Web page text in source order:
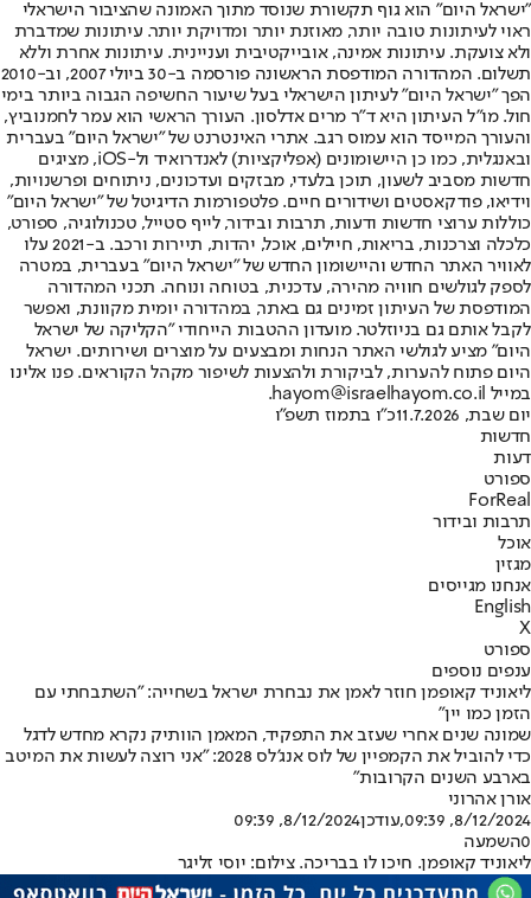
"ישראל היום" הוא גוף תקשורת שנוסד מתוך האמונה שהציבור הישראלי
ראוי לעיתונות טובה יותר, מאוזנת יותר ומדויקת יותר. עיתונות שמדברת
ולא צועקת. עיתונות אמינה, אובייקטיבית ועניינית. עיתונות אחרת וללא
תשלום. המהדורה המודפסת הראשונה פורסמה ב-30 ביולי 2007, וב-2010
הפך "ישראל היום" לעיתון הישראלי בעל שיעור החשיפה הגבוה ביותר בימי
חול. מו"ל העיתון היא ד"ר מרים אדלסון. העורך הראשי הוא עמר לחמנוביץ,
והעורך המייסד הוא עמוס רגב. אתרי האינטרנט של "ישראל היום" בעברית
ובאנגלית, כמו כן היישומונים (אפליקציות) לאנדרואיד ול-iOS, מציגים
חדשות מסביב לשעון, תוכן בלעדי, מבזקים ועדכונים, ניתוחים ופרשנויות,
וידיאו, פודקאסטים ושידורים חיים. פלטפורמות הדיגיטל של "ישראל היום"
כוללות ערוצי חדשות ודעות, תרבות ובידור, לייף סטייל, טכנולוגיה, ספורט,
כלכלה וצרכנות, בריאות, חיילים, אוכל, יהדות, תיירות ורכב. ב-2021 עלו
לאוויר האתר החדש והיישומון החדש של "ישראל היום" בעברית, במטרה
לספק לגולשים חוויה מהירה, עדכנית, בטוחה ונוחה. תכני המהדורה
המודפסת של העיתון זמינים גם באתר, במהדורה יומית מקוונת, ואפשר
לקבל אותם גם בניוזלטר. מועדון ההטבות הייחודי "הקליקה של ישראל
היום" מציע לגולשי האתר הנחות ומבצעים על מוצרים ושירותים. ישראל
היום פתוח להערות, לביקורת ולהצעות לשיפור מקהל הקוראים. פנו אלינו
במייל hayom@israelhayom.co.il.
יום שבת, 11.7.2026
כ"ו בתמוז תשפ"ו
חדשות
דעות
ספורט
ForReal
תרבות ובידור
אוכל
מגזין
אנחנו מגייסים
English
X
ספורט
ענפים נוספים
ליאוניד קאופמן חוזר לאמן את נבחרת ישראל בשחייה: "השתבחתי עם
הזמן כמו יין"
שמונה שנים אחרי שעזב את התפקיד, המאמן הוותיק נקרא מחדש לדגל
כדי להוביל את הקמפיין של לוס אנג'לס 2028: "אני רוצה לעשות את המיטב
בארבע השנים הקרובות"
אורן אהרוני
8/12/2024, 09:39
,עודכן8/12/2024, 09:39
0השמעה
ליאוניד קאופמן. חיכו לו בבריכה. צילום: יוסי זליגר